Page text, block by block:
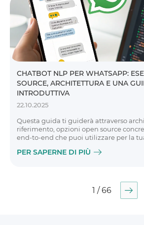
CHATBOT NLP PER WHATSAPP:
SOURCE, ARCHITETTURA E UNA
INTRODUTTIVA
22.10.2025
Questa guida ti guiderà attraverso
riferimento, opzioni open source
end-to-end che puoi utilizzare per la
PER SAPERNE DI PIÙ
1 / 66